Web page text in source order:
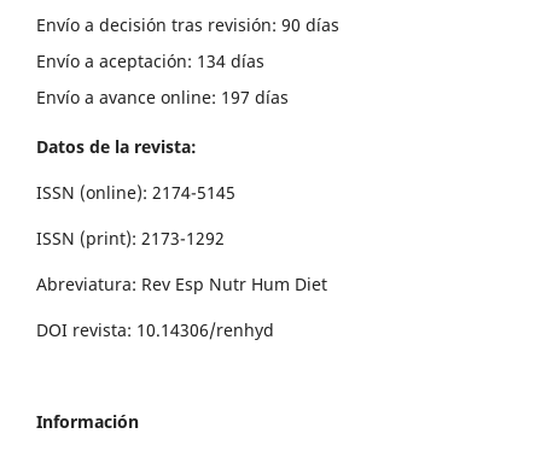
Envío a decisión tras revisión: 90 días
Envío a aceptación: 134 días
Envío a avance online: 197 días
Datos de la revista:
ISSN (online): 2174-5145
ISSN (print): 2173-1292
Abreviatura: Rev Esp Nutr Hum Diet
DOI revista: 10.14306/renhyd
Información